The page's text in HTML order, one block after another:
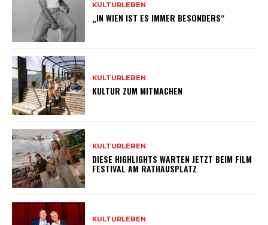
KULTURLEBEN
„IN WIEN IST ES IMMER BESONDERS“
KULTURLEBEN
KULTUR ZUM MITMACHEN
KULTURLEBEN
DIESE HIGHLIGHTS WARTEN JETZT BEIM FILM
FESTIVAL AM RATHAUSPLATZ
KULTURLEBEN